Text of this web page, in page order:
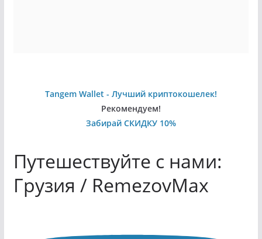
Tangem Wallet - Лучший криптокошелек!
Рекомендуем!
Забирай СКИДКУ 10%
Путешествуйте с нами:
Грузия / RemezovMax